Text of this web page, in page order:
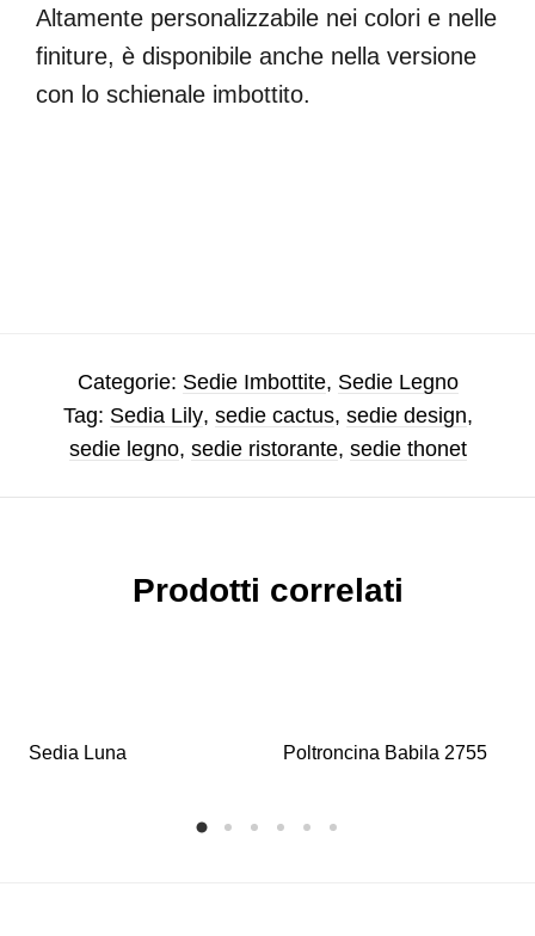
Altamente personalizzabile nei colori e nelle
finiture, è disponibile anche nella versione
con lo schienale imbottito.
Categorie: Sedie Imbottite, Sedie Legno
Tag: Sedia Lily, sedie cactus, sedie design,
sedie legno, sedie ristorante, sedie thonet
Prodotti correlati
Sedia Luna Poltroncina Babila 2755